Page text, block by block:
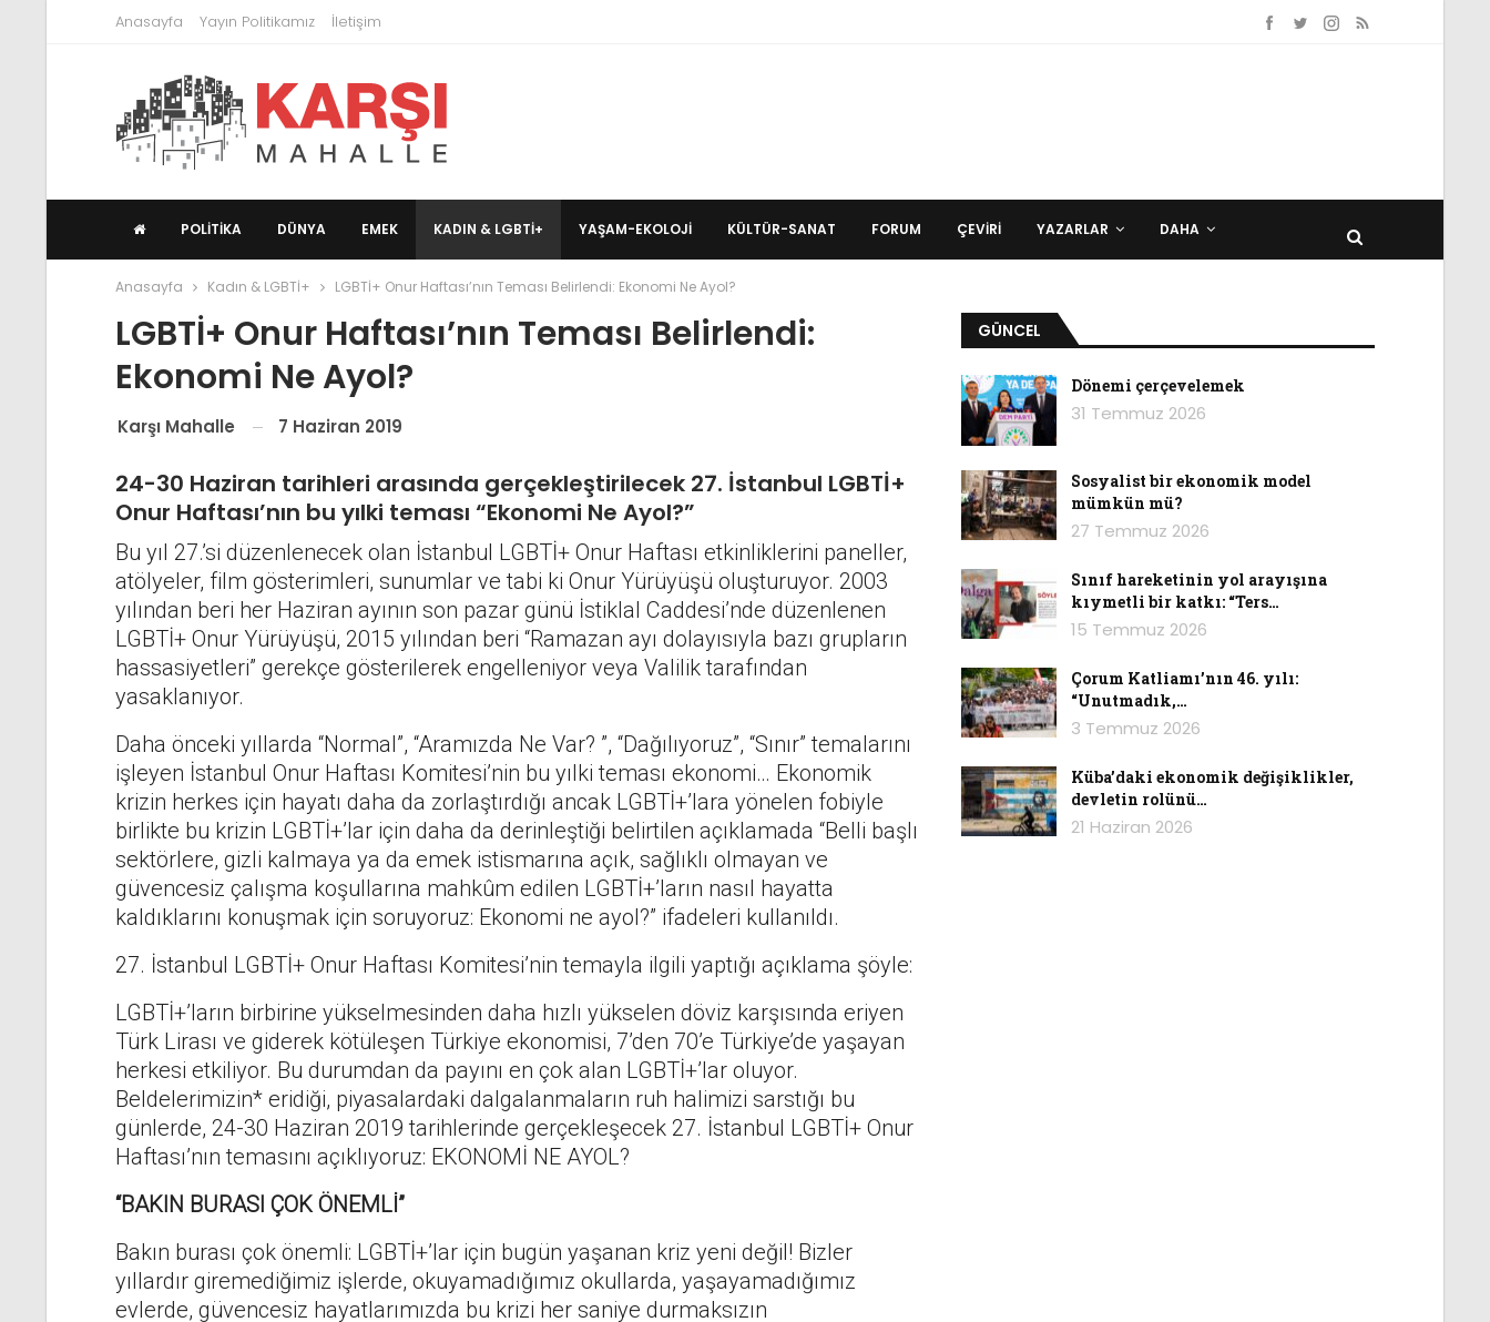
Anasayfa Yayın Politikamız İletişim
POLITIKA DÜNYA EMEK KADIN & LGBTİ+ YAŞAM-EKOLOJI KÜLTÜR-SANAT FORUM ÇEVIRI YAZARLAR DAHA
Anasayfa Kadın & LGBTİ+ LGBTİ+ Onur Haftası’nın Teması Belirlendi: Ekonomi Ne Ayol?
LGBTİ+ Onur Haftası’nın Teması Belirlendi:
Ekonomi Ne Ayol?
Karşı Mahalle 7 Haziran 2019
24-30 Haziran tarihleri arasında gerçekleştirilecek 27. İstanbul LGBTİ+
Onur Haftası’nın bu yılki teması “Ekonomi Ne Ayol?”
Bu yıl 27.’si düzenlenecek olan İstanbul LGBTİ+ Onur Haftası etkinliklerini paneller,
atölyeler, film gösterimleri, sunumlar ve tabi ki Onur Yürüyüşü oluşturuyor. 2003
yılından beri her Haziran ayının son pazar günü İstiklal Caddesi’nde düzenlenen
LGBTİ+ Onur Yürüyüşü, 2015 yılından beri “Ramazan ayı dolayısıyla bazı grupların
hassasiyetleri” gerekçe gösterilerek engelleniyor veya Valilik tarafından
yasaklanıyor.
Daha önceki yıllarda “Normal”, “Aramızda Ne Var? ”, “Dağılıyoruz”, “Sınır” temalarını
işleyen İstanbul Onur Haftası Komitesi’nin bu yılki teması ekonomi… Ekonomik
krizin herkes için hayatı daha da zorlaştırdığı ancak LGBTİ+’lara yönelen fobiyle
birlikte bu krizin LGBTİ+’lar için daha da derinleştiği belirtilen açıklamada “Belli başlı
sektörlere, gizli kalmaya ya da emek istismarına açık, sağlıklı olmayan ve
güvencesiz çalışma koşullarına mahkûm edilen LGBTİ+’ların nasıl hayatta
kaldıklarını konuşmak için soruyoruz: Ekonomi ne ayol?” ifadeleri kullanıldı.
27. İstanbul LGBTİ+ Onur Haftası Komitesi’nin temayla ilgili yaptığı açıklama şöyle:
LGBTİ+’ların birbirine yükselmesinden daha hızlı yükselen döviz karşısında eriyen
Türk Lirası ve giderek kötüleşen Türkiye ekonomisi, 7’den 70’e Türkiye’de yaşayan
herkesi etkiliyor. Bu durumdan da payını en çok alan LGBTİ+’lar oluyor.
Beldelerimizin* eridiği, piyasalardaki dalgalanmaların ruh halimizi sarstığı bu
günlerde, 24-30 Haziran 2019 tarihlerinde gerçekleşecek 27. İstanbul LGBTİ+ Onur
Haftası’nın temasını açıklıyoruz: EKONOMİ NE AYOL?
“BAKIN BURASI ÇOK ÖNEMLİ”
Bakın burası çok önemli: LGBTİ+’lar için bugün yaşanan kriz yeni değil! Bizler
yıllardır giremediğimiz işlerde, okuyamadığımız okullarda, yaşayamadığımız
evlerde, güvencesiz hayatlarımızda bu krizi her saniye durmaksızın
GÜNCEL
Dönemi çerçevelemek
31 Temmuz 2026
Sosyalist bir ekonomik model
mümkün mü?
27 Temmuz 2026
Sınıf hareketinin yol arayışına
kıymetli bir katkı: “Ters…
15 Temmuz 2026
Çorum Katliamı’nın 46. yılı:
“Unutmadık,…
3 Temmuz 2026
Küba’daki ekonomik değişiklikler,
devletin rolünü…
21 Haziran 2026